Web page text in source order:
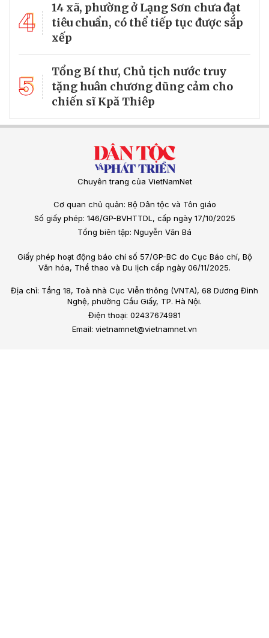
4
14 xã, phường ở Lạng Sơn chưa đạt
tiêu chuẩn, có thể tiếp tục được sắp
xếp
5
Tổng Bí thư, Chủ tịch nước truy
tặng huân chương dũng cảm cho
chiến sĩ Kpă Thiêp
Chuyên trang của VietNamNet
Cơ quan chủ quản: Bộ Dân tộc và Tôn giáo
Số giấy phép: 146/GP-BVHTTDL, cấp ngày 17/10/2025
Tổng biên tập: Nguyễn Văn Bá
Giấy phép hoạt động báo chí số 57/GP-BC do Cục Báo chí, Bộ
Văn hóa, Thể thao và Du lịch cấp ngày 06/11/2025.
Địa chỉ: Tầng 18, Toà nhà Cục Viễn thông (VNTA), 68 Dương Đình
Nghệ, phường Cầu Giấy, TP. Hà Nội.
Điện thoại: 02437674981
Email: vietnamnet@vietnamnet.vn